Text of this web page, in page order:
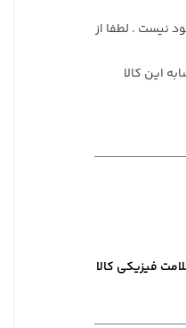
نیست . لطفا از
این کالا
فیزیکی کالا